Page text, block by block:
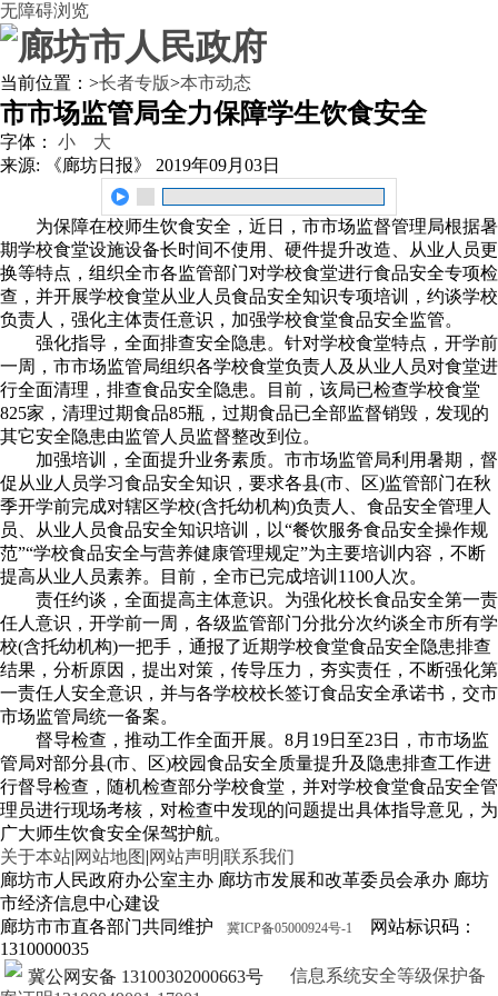
无障碍浏览
当前位置： >长者专版>本市动态
市市场监管局全力保障学生饮食安全
字体： 小
大
来源: 《廊坊日报》
2019年09月03日
为保障在校师生饮食安全，近日，市市场监督管理局根据暑
期学校食堂设施设备长时间不使用、硬件提升改造、从业人员更
换等特点，组织全市各监管部门对学校食堂进行食品安全专项检
查，并开展学校食堂从业人员食品安全知识专项培训，约谈学校
负责人，强化主体责任意识，加强学校食堂食品安全监管。
强化指导，全面排查安全隐患。针对学校食堂特点，开学前
一周，市市场监管局组织各学校食堂负责人及从业人员对食堂进
行全面清理，排查食品安全隐患。目前，该局已检查学校食堂
825家，清理过期食品85瓶，过期食品已全部监督销毁，发现的
其它安全隐患由监管人员监督整改到位。
加强培训，全面提升业务素质。市市场监管局利用暑期，督
促从业人员学习食品安全知识，要求各县(市、区)监管部门在秋
季开学前完成对辖区学校(含托幼机构)负责人、食品安全管理人
员、从业人员食品安全知识培训，以“餐饮服务食品安全操作规
范”“学校食品安全与营养健康管理规定”为主要培训内容，不断
提高从业人员素养。目前，全市已完成培训1100人次。
责任约谈，全面提高主体意识。为强化校长食品安全第一责
任人意识，开学前一周，各级监管部门分批分次约谈全市所有学
校(含托幼机构)一把手，通报了近期学校食堂食品安全隐患排查
结果，分析原因，提出对策，传导压力，夯实责任，不断强化第
一责任人安全意识，并与各学校校长签订食品安全承诺书，交市
市场监管局统一备案。
督导检查，推动工作全面开展。8月19日至23日，市市场监
管局对部分县(市、区)校园食品安全质量提升及隐患排查工作进
行督导检查，随机检查部分学校食堂，并对学校食堂食品安全管
理员进行现场考核，对检查中发现的问题提出具体指导意见，为
广大师生饮食安全保驾护航。
关于本站|网站地图 |网站声明|联系我们
廊坊市人民政府办公室主办 廊坊市发展和改革委员会承办 廊坊
市经济信息中心建设
廊坊市市直各部门共同维护
冀ICP备05000924号-1
网站标识码：
1310000035
冀公网安备 13100302000663号
信息系统安全等级保护备